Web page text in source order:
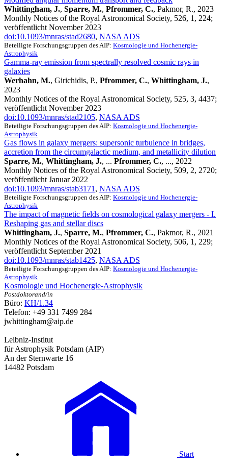
Whittingham, J., Sparre, M., Pfrommer, C., Pakmor, R., 2023
Monthly Notices of the Royal Astronomical Society, 526, 1, 224;
veröffentlicht November 2023
doi:10.1093/mnras/stad2680, NASA ADS
Beteiligte Forschungsgruppen des AIP: Kosmologie und Hochenergie-
Astrophysik
Gamma-ray emission from spectrally resolved cosmic rays in
galaxies
Werhahn, M., Girichidis, P., Pfrommer, C., Whittingham, J.,
2023
Monthly Notices of the Royal Astronomical Society, 525, 3, 4437;
veröffentlicht November 2023
doi:10.1093/mnras/stad2105, NASA ADS
Beteiligte Forschungsgruppen des AIP: Kosmologie und Hochenergie-
Astrophysik
Gas flows in galaxy mergers: supersonic turbulence in bridges,
accretion from the circumgalactic medium, and metallicity dilution
Sparre, M., Whittingham, J., ... Pfrommer, C., ..., 2022
Monthly Notices of the Royal Astronomical Society, 509, 2, 2720;
veröffentlicht Januar 2022
doi:10.1093/mnras/stab3171 , NASA ADS
Beteiligte Forschungsgruppen des AIP: Kosmologie und Hochenergie-
Astrophysik
The impact of magnetic fields on cosmological galaxy mergers - I.
Reshaping gas and stellar discs
Whittingham, J., Sparre, M., Pfrommer, C., Pakmor, R., 2021
Monthly Notices of the Royal Astronomical Society, 506, 1, 229;
veröffentlicht September 2021
doi:10.1093/mnras/stab1425, NASA ADS
Beteiligte Forschungsgruppen des AIP: Kosmologie und Hochenergie-
Astrophysik
Kosmologie und Hochenergie-Astrophysik
Postdoktorand/in
Büro: KH/1.34
Telefon: +49 331 7499 284
jwhittingham@aip.de
Leibniz-Institut
für Astrophysik Potsdam (AIP)
An der Sternwarte 16
14482 Potsdam
Start